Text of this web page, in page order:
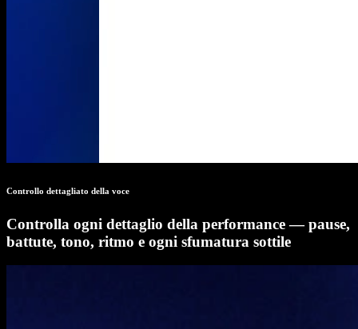
Controllo dettagliato della voce
Controlla ogni dettaglio della performance — pause,
battute, tono, ritmo e ogni sfumatura sottile